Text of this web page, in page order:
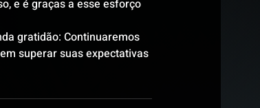
e é graças a esse esforço
gratidão: Continuaremos
superar suas expectativas